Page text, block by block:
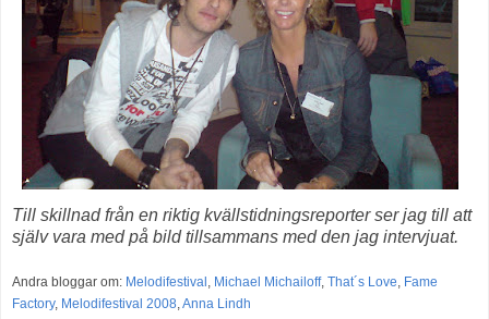
Till skillnad från en riktig kvällstidningsreporter ser jag till att
själv vara med på bild tillsammans med den jag intervjuat.
Andra bloggar om: Melodifestival Michael Michailoff, That´s Love Fame
Factory, Melodifestival 2008 Anna Lindh